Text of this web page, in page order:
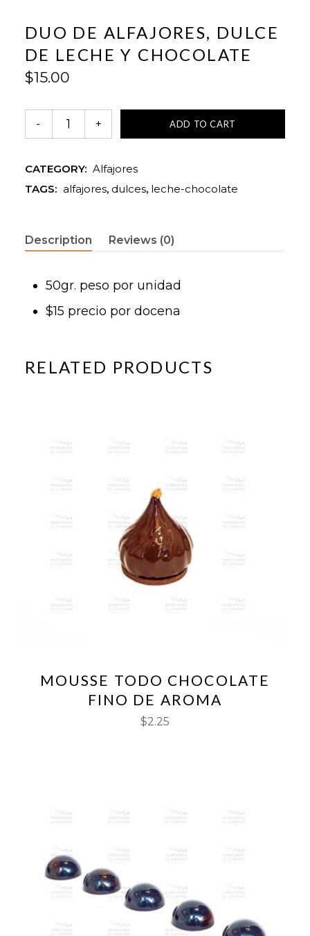
DUO DE ALFAJORES, DULCE
DE LECHE Y CHOCOLATE
$15.00
ADD TO CART
CATEGORY: Alfajores
TAGS: alfajores, dulces, leche-chocolate
Description Reviews (0)
50gr. peso por unidad
$15 precio por docena
RELATED PRODUCTS
MOUSSE TODO CHOCOLATE
FINO DE AROMA
$2.25